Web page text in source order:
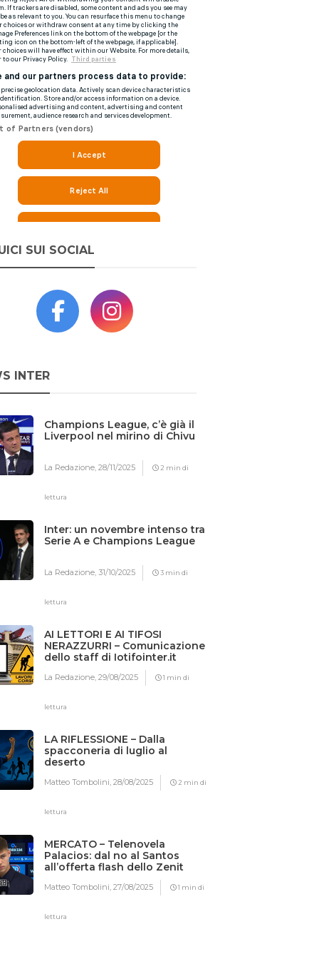
SUI SOCIAL
INTER
Champions League, c’è già il
Liverpool nel mirino di Chivu
La Redazione,28/11/2025 2 min di
lettura
Inter: un novembre intenso tra
Serie A e Champions League
La Redazione,31/10/2025 3 min di
lettura
AI LETTORI E AI TIFOSI
NERAZZURRI – Comunicazione
dello staff di Iotifointer.it
La Redazione,29/08/2025 1 min di
lettura
LA RIFLESSIONE – Dalla
spacconeria di luglio al
deserto
Matteo Tombolini,28/08/2025 2 min di
lettura
MERCATO – Telenovela
Palacios: dal no al Santos
all’offerta flash dello Zenit
Matteo Tombolini,27/08/2025 1 min di
lettura